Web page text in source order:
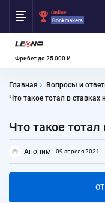
Фрибет до 25 000 ₽
Главная Вопросы и
Что такое тотал в ставках
Что такое тотал
Аноним 09 апреля 2021